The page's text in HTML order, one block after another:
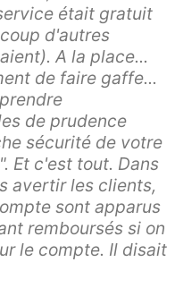
était gratuit
d'autres
A la place...
de faire gaffe...
de prudence
sécurité de votre
Et c'est tout. Dans
avertir les clients,
sont apparus
remboursés si on
le compte. Il disait